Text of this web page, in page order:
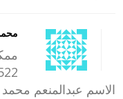
67522 مدرسه
الاسم عبدالمنعم